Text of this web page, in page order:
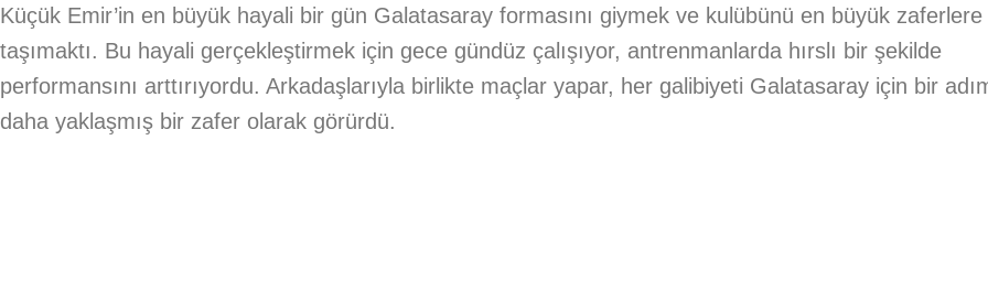
Küçük Emir’in en büyük hayali bir gün Galatasaray formasını giymek ve kulübünü en büyük zaferlere
taşımaktı. Bu hayali gerçekleştirmek için gece gündüz çalışıyor, antrenmanlarda hırslı bir şekilde
performansını arttırıyordu. Arkadaşlarıyla birlikte maçlar yapar, her galibiyeti Galatasaray için bir
daha yaklaşmış bir zafer olarak görürdü.